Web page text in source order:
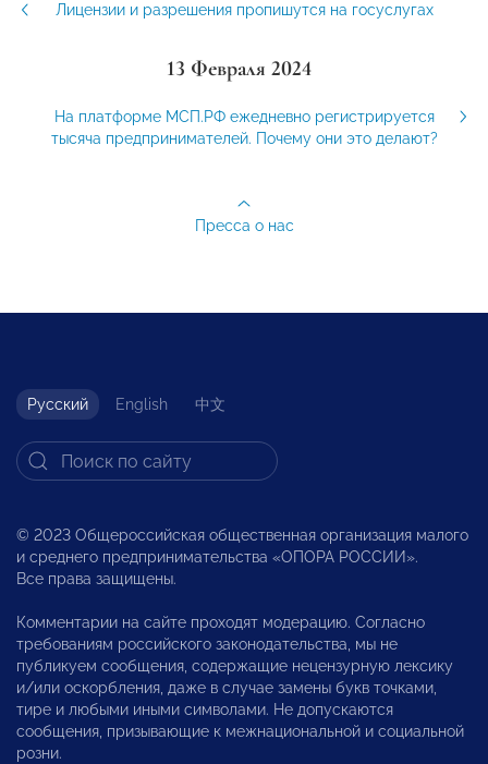
Лицензии и разрешения пропишутся на госуслугах
13 Февраля 2024
На платформе МСП.РФ ежедневно регистрируется
тысяча предпринимателей. Почему они это делают?
Пресса о нас
Русский English 中文
© 2023 Общероссийская общественная организация малого
и среднего предпринимательства «ОПОРА РОССИИ».
Все права защищены.
Комментарии на сайте проходят модерацию. Согласно
требованиям российского законодательства, мы не
публикуем сообщения, содержащие нецензурную лексику
и/или оскорбления, даже в случае замены букв точками,
тире и любыми иными символами. Не допускаются
сообщения, призывающие к межнациональной и социальной
розни.